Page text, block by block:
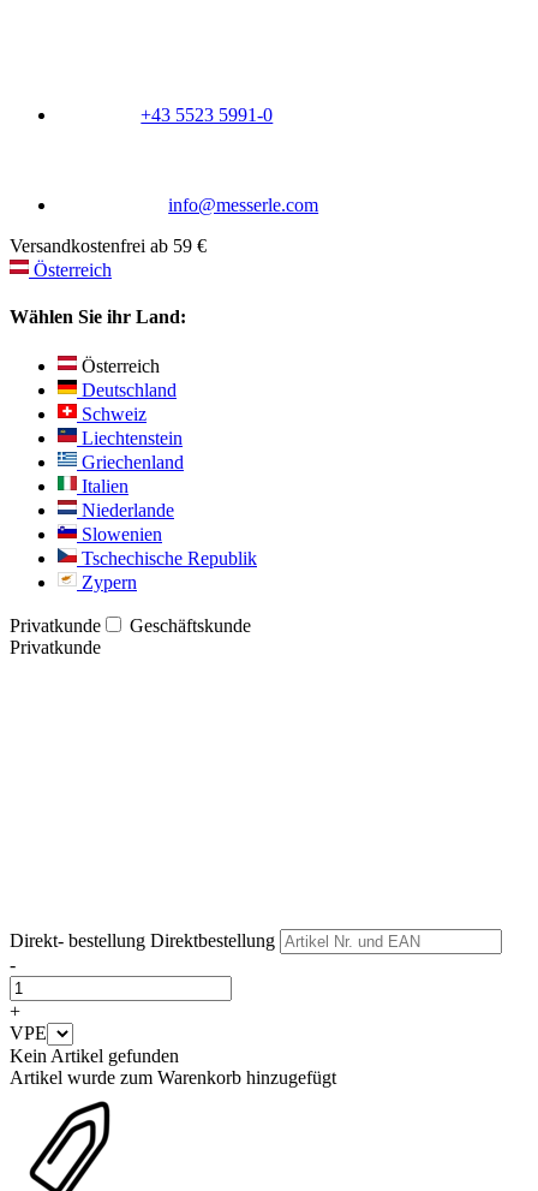
+43 5523 5991-0
info@messerle.com
Versandkostenfrei ab 59 €
Österreich
Wählen Sie ihr Land:
Österreich
Deutschland
Schweiz
Liechtenstein
Griechenland
Italien
Niederlande
Slowenien
Tschechische Republik
Zypern
Privatkunde
Geschäftskunde
Privatkunde
Direkt- bestellung Direktbestellung
-
+
VPE
Kein Artikel gefunden
Artikel wurde zum Warenkorb hinzugefügt